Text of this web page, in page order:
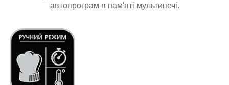
автопрограм в пам'яті мультипечі.